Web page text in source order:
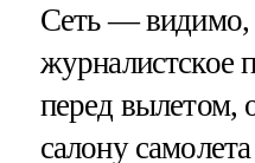
Сеть — видимо,
журналистское
перед вылетом,
салону